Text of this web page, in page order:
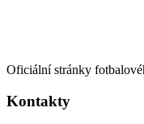
Oficiální stránky
Kontakty